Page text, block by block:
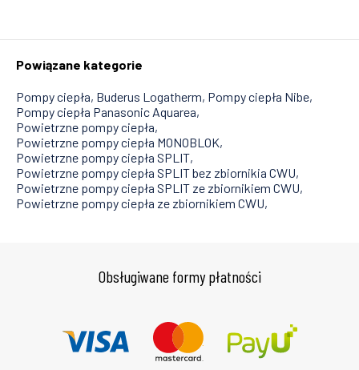
Powiązane kategorie
Pompy ciepła Buderus Logatherm Pompy ciepła Nibe
Pompy ciepła Panasonic Aquarea
Powietrzne pompy ciepła
Powietrzne pompy ciepła MONOBLOK
Powietrzne pompy ciepła SPLIT
Powietrzne pompy ciepła SPLIT bez zbiornikia CWU
Powietrzne pompy ciepła SPLIT ze zbiornikiem CWU
Powietrzne pompy ciepła ze zbiornikiem CWU
Obsługiwane formy płatności